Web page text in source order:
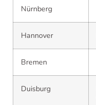
Nürnberg
Hannover
Bremen
Duisburg